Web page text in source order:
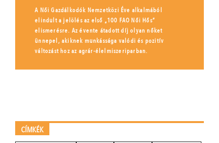
A Női Gazdálkodók Nemzetközi Éve alkalmából
elindult a jelölés az első „100 FAO Női Hős”
elismerésre. Az évente átadott díj olyan nőket
ünnepel, akiknek munkássága valódi és pozitív
változást hoz az agrár-élelmiszeriparban.
CÍMKÉK